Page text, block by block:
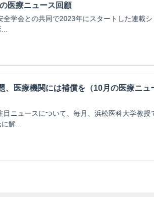
医療ニュース回顧
全学会との共同で2023年にスタートした連載シ
、医療機関には補償を（10月の医療ニュ
目ニュースについて、毎月、浜松医科大学教授
解...